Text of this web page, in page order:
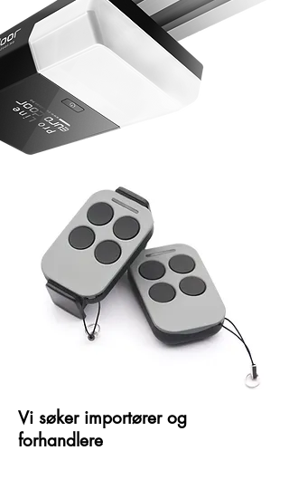
Vi søker importører og
forhandlere